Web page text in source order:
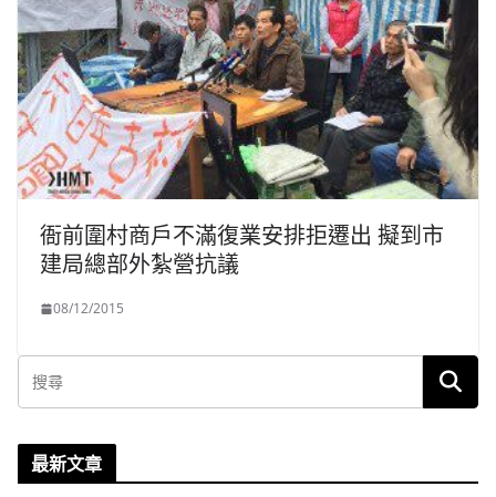
衙前圍村商戶不滿復業安排拒遷出 擬到市
建局總部外紮營抗議
08/12/2015
最新文章